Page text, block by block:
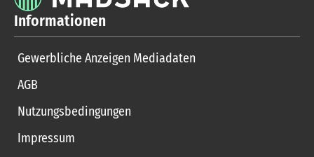
Informationen
Gewerbliche Anzeigen Mediadaten
AGB
Nutzungsbedingungen
Impressum